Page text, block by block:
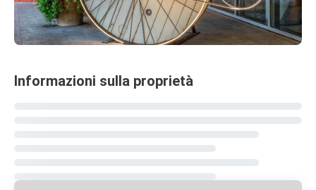
Informazioni sulla proprietà